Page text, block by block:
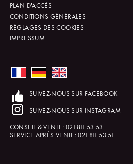
PLAN D'ACCÈS
CONDITIONS GÉNÉRALES
RÉGLAGES DES COOKIES
IMPRESSUM
SUIVEZ-NOUS SUR FACEBOOK
SUIVEZ-NOUS SUR INSTAGRAM
CONSEIL & VENTE: 021 811 53 53
SERVICE APRÈS-VENTE:021 811 53 51